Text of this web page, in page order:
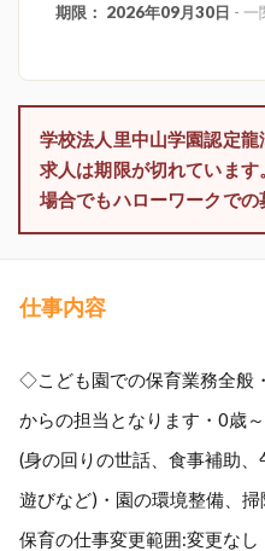
期限： 2026年09月30日 - 一
学校法人里中山学園認定龍
求人は期限が切れていま
場合でもハローワークでの
仕事内容
◇こども園での保育業務全般
からの担当となります・0歳
(身の回りの世話、食事補助
遊びなど)・園の環境整備、
保育の仕事変更範囲:変更なし